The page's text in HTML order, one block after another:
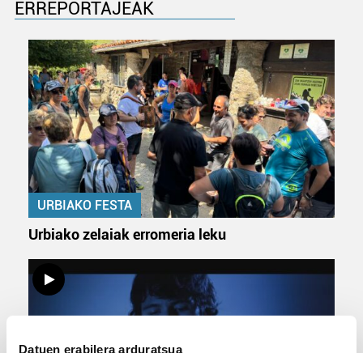
Datuen erabilera arduratsua
ERREPORTAJEAK
URBIAKO FESTA
Urbiako zelaiak erromeria leku